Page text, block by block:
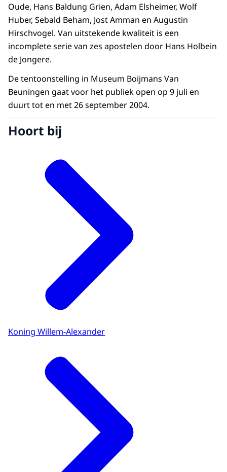
Oude, Hans Baldung Grien, Adam Elsheimer, Wolf
Huber, Sebald Beham, Jost Amman en Augustin
Hirschvogel. Van uitstekende kwaliteit is een
incomplete serie van zes apostelen door Hans Holbein
de Jongere.
De tentoonstelling in Museum Boijmans Van
Beuningen gaat voor het publiek open op 9 juli en
duurt tot en met 26 september 2004.
Hoort bij
Koning Willem-Alexander